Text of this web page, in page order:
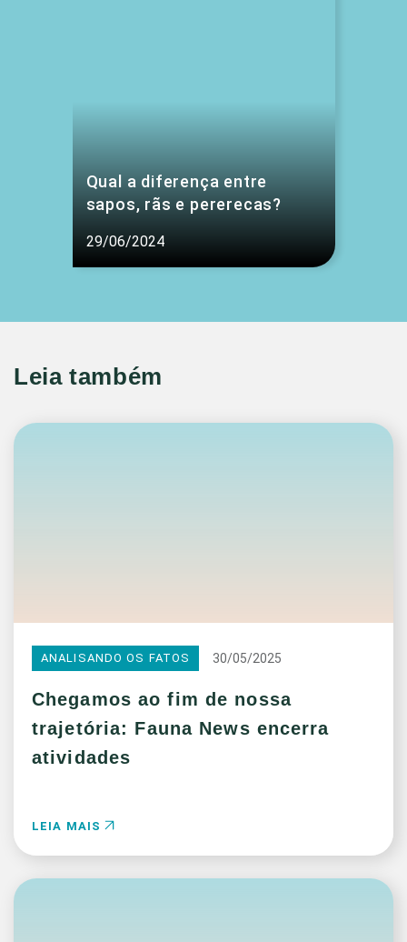
Qual a diferença entre
sapos, rãs e pererecas?
29/06/2024
Leia também
ANALISANDO OS FATOS 30/05/2025
Chegamos ao fim de nossa
trajetória: Fauna News encerra
atividades
LEIA MAIS